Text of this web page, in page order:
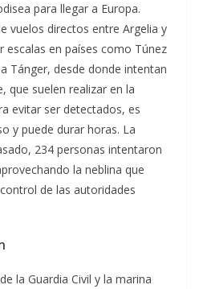
para llegar a Europa.
vuelos directos entre Argelia y
escalas en países como Túnez
Tánger, desde donde intentan
que suelen realizar en la
evitar ser detectados, es
y puede durar horas. La
234 personas intentaron
la neblina que
de las autoridades
la Guardia Civil y la marina